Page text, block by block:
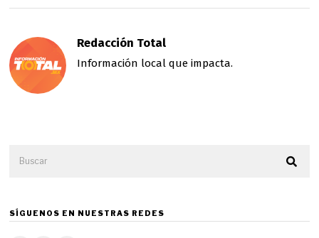
Redacción Total
Información local que impacta.
SÍGUENOS EN NUESTRAS REDES